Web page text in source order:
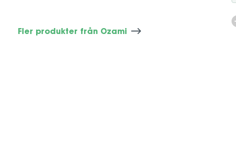
Fler produkter från Ozami